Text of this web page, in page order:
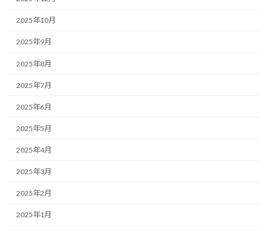
2025年10月
2025年9月
2025年8月
2025年7月
2025年6月
2025年5月
2025年4月
2025年3月
2025年2月
2025年1月